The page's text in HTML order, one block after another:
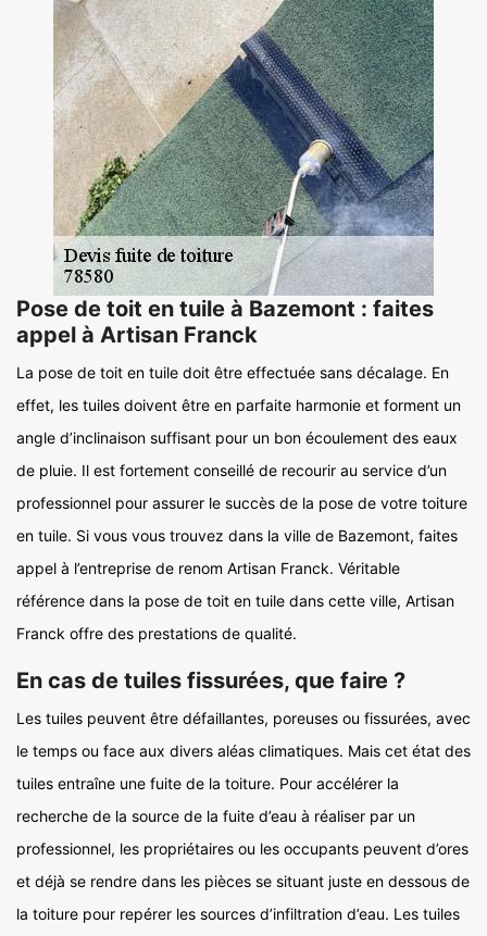
Pose de toit en tuile à Bazemont : faites
appel à Artisan Franck
La pose de toit en tuile doit être effectuée sans décalage. En
effet, les tuiles doivent être en parfaite harmonie et forment un
angle d’inclinaison suffisant pour un bon écoulement des eaux
de pluie. Il est fortement conseillé de recourir au service d’un
professionnel pour assurer le succès de la pose de votre toiture
en tuile. Si vous vous trouvez dans la ville de Bazemont, faites
appel à l’entreprise de renom Artisan Franck. Véritable
référence dans la pose de toit en tuile dans cette ville, Artisan
Franck offre des prestations de qualité.
En cas de tuiles fissurées, que faire ?
Les tuiles peuvent être défaillantes, poreuses ou fissurées, avec
le temps ou face aux divers aléas climatiques. Mais cet état des
tuiles entraîne une fuite de la toiture. Pour accélérer la
recherche de la source de la fuite d’eau à réaliser par un
professionnel, les propriétaires ou les occupants peuvent d’ores
et déjà se rendre dans les pièces se situant juste en dessous de
la toiture pour repérer les sources d’infiltration d’eau. Les tuiles